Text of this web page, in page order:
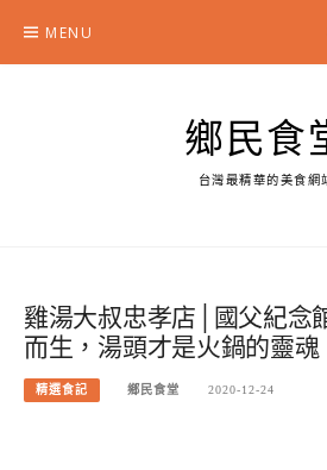
content
MENU
鄉民食
台灣最精華的美食網
雞湯大叔忠孝店│國父紀念
而生，湯頭才是火鍋的靈魂
精選食記 鄉民食堂 2020-12-24